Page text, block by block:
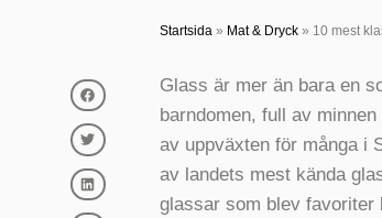
Startsida» Mat & Dryck» 10 mest
Glass är mer än bara en
barndomen, full av
av uppväxten för många i
av landets mest kända
glassar som blev favoriter